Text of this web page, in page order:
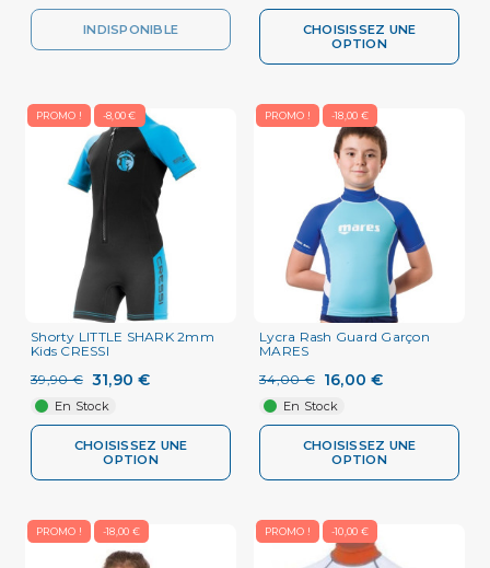
INDISPONIBLE
CHOISISSEZ UNE
OPTION
PROMO ! -8,00 €
Shorty LITTLE SHARK 2mm
Kids CRESSI
39,90 € 31,90 €
En Stock
CHOISISSEZ UNE
OPTION
PROMO ! -18,00 €
Lycra Rash Guard Garçon
MARES
34,00 €
16,00 €
En Stock
CHOISISSEZ UNE
OPTION
PROMO ! -18,00 € PROMO ! -10,00 €